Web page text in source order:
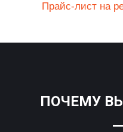
Прайс-лист на
ПОЧЕМУ